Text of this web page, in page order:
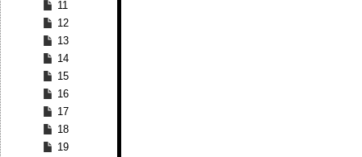
11
12
13
14
15
16
17
18
19